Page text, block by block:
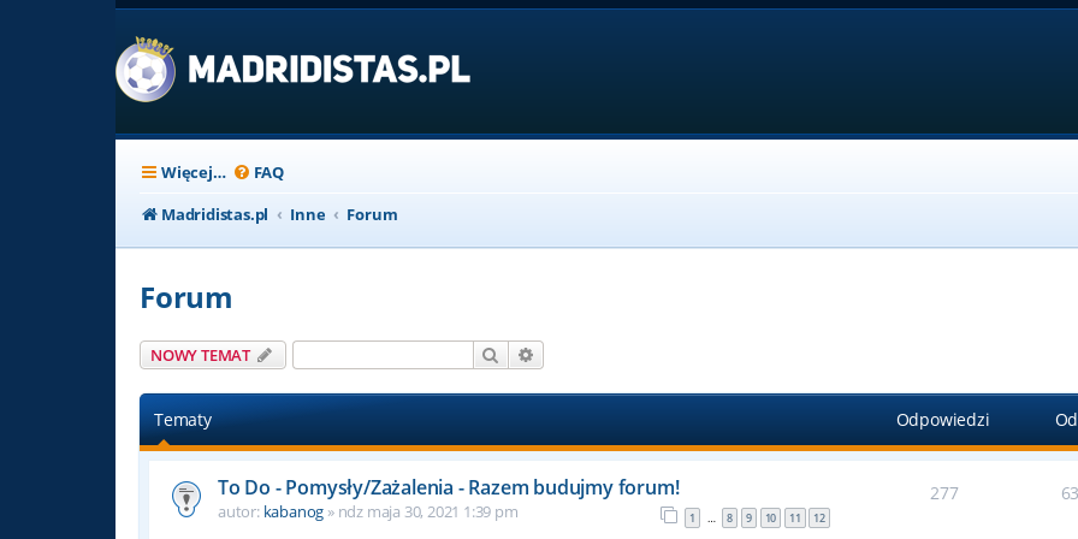
Więcej… FAQ
Madridistas.pl
Inne Forum
Forum
NOWY TEMAT Szukaj
Tematy Odpowiedzi
To Do - Pomysły/Zażalenia - Razem budujmy forum!
autor: kabanog » ndz maja 30, 2021 1:39 pm 1 … 8 9 10 11 12
277